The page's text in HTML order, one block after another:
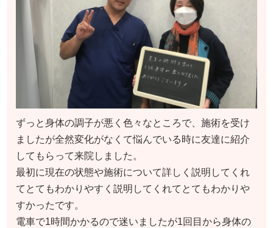
ずっと身体の調子が悪く色々なところで、施術を受け
ましたが全然変化がなくて悩んでいる時に友達に紹介
してもらって来院しました。
最初に現在の状態や施術について詳しく説明してくれ
てとてもわかりやすく説明してくれてとてもわかりや
すかったです。
電車で1時間かかるので迷いましたが1回目から身体の